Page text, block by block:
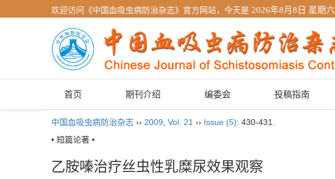
欢迎访问《中国血吸虫病防治杂志》官方网站，今天是 2026年8月8日 星期六
首页 期刊介绍 编委会 投稿指南
中国血吸虫病防治杂志 ›› 2009 Vol. 21 ›› Issue (5): 430-431.
• 短篇论著 •
乙胺嗪治疗丝虫性乳糜尿效果观察